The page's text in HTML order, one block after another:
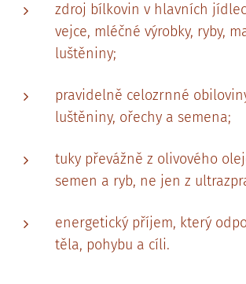
zdroj bílkovin v hlavních
vejce, mléčné výrobky, ryby,
luštěniny;
pravidelně celozrnné
luštěniny, ořechy a semena;
tuky převážně z olivového
semen a ryb, ne jen z
energetický příjem, který
těla, pohybu a cíli.